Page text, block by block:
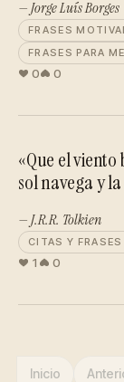
— Jorge Luís Borges
FRASES
FRASES PARA
0 0
«Que el
sol navega y
— J.R.R. Tolkien
CITAS Y
1 0
Inicio